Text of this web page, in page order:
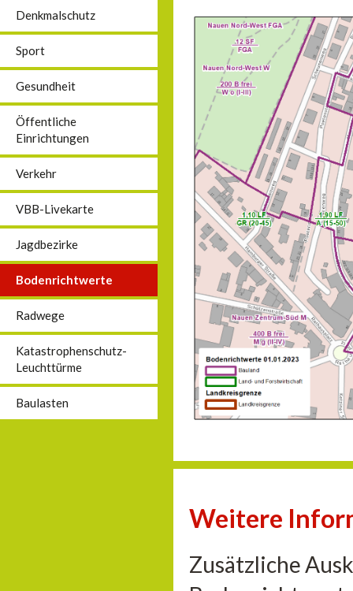
Denkmalschutz
Sport
Gesundheit
Öffentliche
Einrichtungen
Verkehr
VBB-Livekarte
Jagdbezirke
Bodenrichtwerte
Radwege
Katastrophenschutz-
Leuchttürme
Baulasten
Weitere
Zusätzliche